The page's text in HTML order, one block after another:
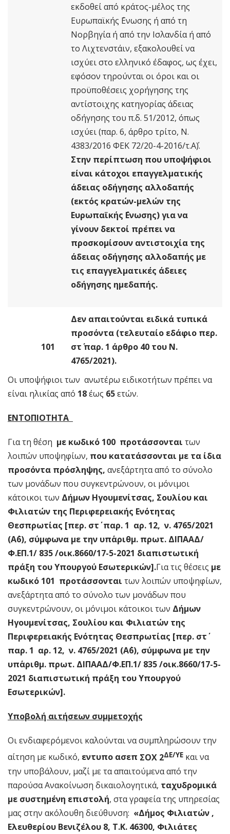
εκδοθεί από κράτος-μέλος της
Ευρωπαϊκής ΄Ενωσης ή από τη
Νορβηγία ή από την Ισλανδία ή από
το Λιχτενστάιν, εξακολουθεί να
ισχύει στο ελληνικό έδαφος, ως έχει,
εφόσον τηρούνται οι όροι και οι
προϋποθέσεις χορήγησης της
αντίστοιχης κατηγορίας άδειας
οδήγησης του π.δ. 51/2012, όπως
ισχύει (παρ. 6, άρθρο τρίτο, Ν.
4383/2016 ΦΕΚ 72/20-4-2016/τ.Α΄).
Στην περίπτωση που υποψήφιοι
είναι κάτοχοι επαγγελματικής
άδειας οδήγησης αλλοδαπής
(εκτός κρατών-μελών της
Ευρωπαϊκής ΄Ενωσης) για να
γίνουν δεκτοί πρέπει να
προσκομίσουν αντιστοιχία της
άδειας οδήγησης αλλοδαπής με
τις επαγγελματικές άδειες
οδήγησης ημεδαπής.
101
Δεν απαιτούνται ειδικά τυπικά
προσόντα (τελευταίο εδάφιο περ.
στ΄ παρ. 1 άρθρο 40 του Ν.
4765/2021).
Οι υποψήφιοι των ανωτέρω ειδικοτήτων πρέπει να
είναι ηλικίας από 18έως 65ετών.
ΕΝΤΟΠΙΟΤΗΤΑ
Για τη θέση με κωδικό 100 προτάσσονται των
λοιπών υποψηφίων, που κατατάσσονται με τα ίδια
προσόντα πρόσληψης, ανεξάρτητα από το σύνολο
των μονάδων που συγκεντρώνουν, οι μόνιμοι
κάτοικοι των Δήμων Ηγουμενίτσας, Σουλίου και
Φιλιατών της Περιφερειακής Ενότητας
Θεσπρωτίας [περ. στ΄ παρ. 1 αρ. 12, ν. 4765/2021
(Α΄6), σύμφωνα με την υπ΄αριθμ. πρωτ. ΔΙΠΑΑΔ/
Φ.ΕΠ.1/ 835 /οικ.8660/17-5-2021 διαπιστωτική
πράξη του Υπουργού Εσωτερικών].Για τις θέσεις με
κωδικό 101 προτάσσονται των λοιπών υποψηφίων,
ανεξάρτητα από το σύνολο των μονάδων που
συγκεντρώνουν, οι μόνιμοι κάτοικοι των Δήμων
Ηγουμενίτσας, Σουλίου και Φιλιατών της
Περιφερειακής Ενότητας Θεσπρωτίας [περ. στ΄
παρ. 1 αρ. 12, ν. 4765/2021 (Α΄6), σύμφωνα με την
υπ΄αριθμ. πρωτ. ΔΙΠΑΑΔ/Φ.ΕΠ.1/ 835 /οικ.8660/17-5-
2021 διαπιστωτική πράξη του Υπουργού
Εσωτερικών].
Υποβολή αιτήσεων συμμετοχής
Οι ενδιαφερόμενοι καλούνται να συμπληρώσουν την
αίτηση με κωδικό, εντυπο ασεπ ΣΟΧ 2ΔΕ/ΥΕ και να
την υποβάλουν, μαζί με τα απαιτούμενα από την
παρούσα Ανακοίνωση δικαιολογητικά, ταχυδρομικά
με συστημένη επιστολή, στα γραφεία της υπηρεσίας
μας στην ακόλουθη διεύθυνση: «Δήμος Φιλιατών ,
Ελευθερίου Βενιζέλου 8, Τ.Κ. 46300, Φιλιάτες